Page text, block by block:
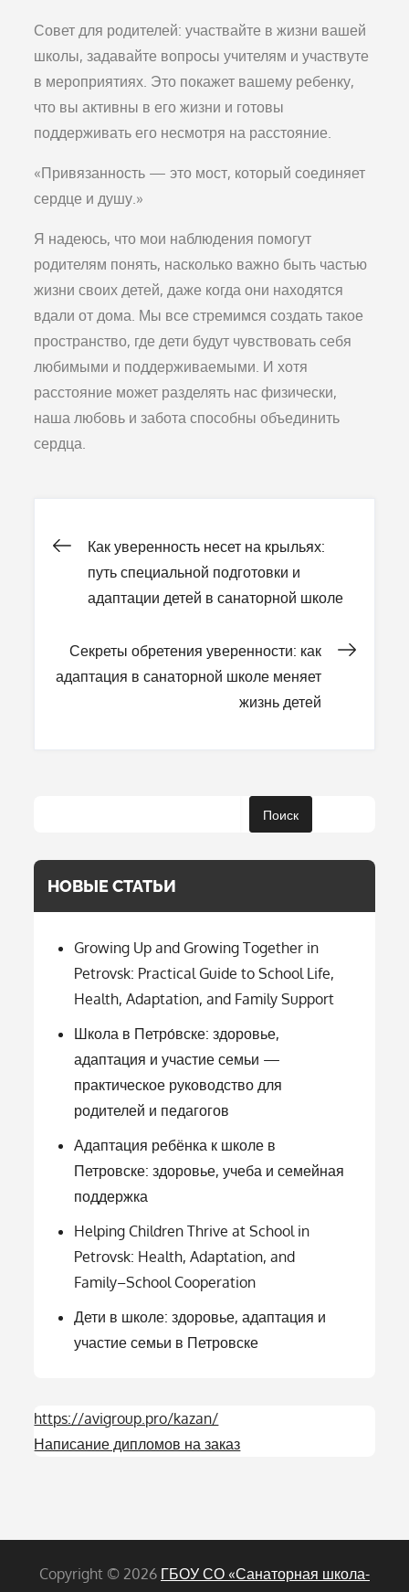
Совет для родителей: участвайте в жизни вашей
школы, задавайте вопросы учителям и участвуте
в мероприятиях. Это покажет вашему ребенку,
что вы активны в его жизни и готовы
поддерживать его несмотря на расстояние.
«Привязанность — это мост, который соединяет
сердце и душу.»
Я надеюсь, что мои наблюдения помогут
родителям понять, насколько важно быть частью
жизни своих детей, даже когда они находятся
вдали от дома. Мы все стремимся создать такое
пространство, где дети будут чувствовать себя
любимыми и поддерживаемыми. И хотя
расстояние может разделять нас физически,
наша любовь и забота способны объединить
сердца.
Навигация
по
записям
Как уверенность несет на крыльях:
путь специальной подготовки и
адаптации детей в санаторной школе
Секреты обретения уверенности: как
адаптация в санаторной школе меняет
жизнь детей
Поиск
НОВЫЕ СТАТЬИ
Growing Up and Growing Together in
Petrovsk: Practical Guide to School Life,
Health, Adaptation, and Family Support
Школа в Петро́вске: здоровье,
адаптация и участие семьи —
практическое руководство для
родителей и педагогов
Адаптация ребёнка к школе в
Петровске: здоровье, учеба и семейная
поддержка
Helping Children Thrive at School in
Petrovsk: Health, Adaptation, and
Family–School Cooperation
Дети в школе: здоровье, адаптация и
участие семьи в Петровске
https://avigroup.pro/kazan/
Написание дипломов на заказ
Copyright © 2026 ГБОУ СО «Санаторная школа-